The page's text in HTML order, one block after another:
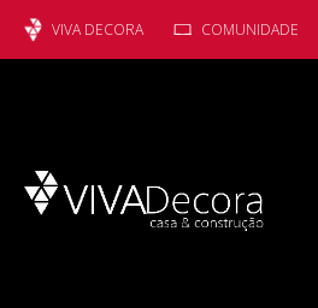
VIVA DECORA COMUNIDADE